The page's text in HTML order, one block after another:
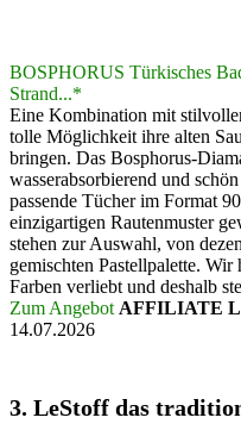
BOSPHORUS Türkisches
Strand...*
Eine Kombination mit
tolle Möglichkeit ihre alten
bringen. Das Bosphorus-
wasserabsorbierend und
passende Tücher im Format
einzigartigen Rautenmuster
stehen zur Auswahl, von
gemischten Pastellpalette. Wir
Farben verliebt und deshalb
Zum Angebot AFFILIATE
14.07.2026
3. LeStoff das